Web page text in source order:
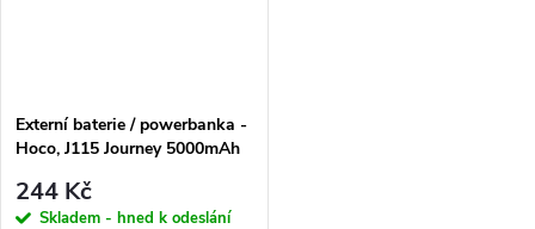
Externí baterie / powerbanka -
Hoco, J115 Journey 5000mAh
244 Kč
Skladem - hned k odeslání